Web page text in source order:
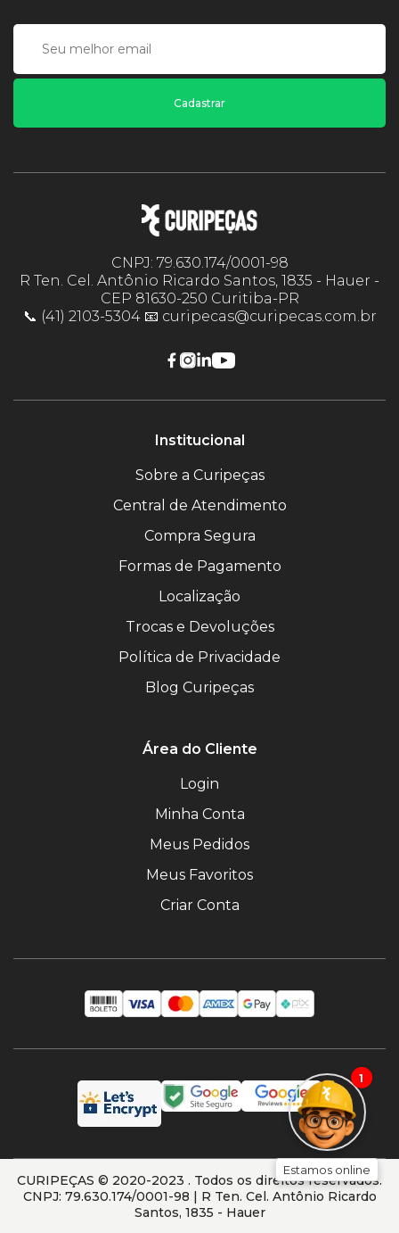
1
Estamos online
Cadastrar
CNPJ: 79.630.174/0001-98
R Ten. Cel. Antônio Ricardo Santos, 1835 - Hauer -
CEP 81630-250 Curitiba-PR
📞 (41) 2103-5304 📧 curipecas@curipecas.com.br
Institucional
Sobre a Curipeças
Central de Atendimento
Compra Segura
Formas de Pagamento
Localização
Trocas e Devoluções
Política de Privacidade
Blog Curipeças
Área do Cliente
Login
Minha Conta
Meus Pedidos
Meus Favoritos
Criar Conta
CURIPEÇAS © 2020-2023 . Todos os direitos reservados.
CNPJ: 79.630.174/0001-98 | R Ten. Cel. Antônio Ricardo
Santos, 1835 - Hauer